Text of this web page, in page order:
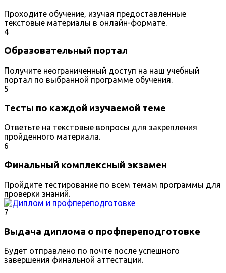
Проходите обучение, изучая предоставленные
текстовые материалы в онлайн-формате.
4
Образовательный портал
Получите неограниченный доступ на наш учебный
портал по выбранной программе обучения.
5
Тесты по каждой изучаемой теме
Ответьте на текстовые вопросы для закрепления
пройденного материала.
6
Финальный комплексный экзамен
Пройдите тестирование по всем темам программы для
проверки знаний.
7
Выдача диплома о профпереподготовке
Будет отправлено по почте после успешного
завершения финальной аттестации.